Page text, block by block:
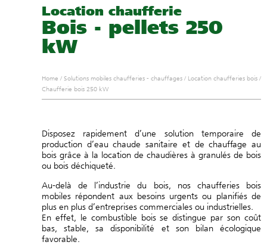
Location chaufferie
Bois - pellets 250
kW
Home / Solutions mobiles chaufferies - chauffages / Location chaufferies bois /
Chaufferie bois 250 kW
Disposez rapidement d’une solution temporaire de
production d’eau chaude sanitaire et de chauffage au
bois grâce à la location de chaudières à granulés de bois
ou bois déchiqueté.
Au-delà de l’industrie du bois, nos chaufferies bois
mobiles répondent aux besoins urgents ou planifiés de
plus en plus d’entreprises commerciales ou industrielles.
En effet, le combustible bois se distingue par son coût
bas, stable, sa disponibilité et son bilan écologique
favorable.